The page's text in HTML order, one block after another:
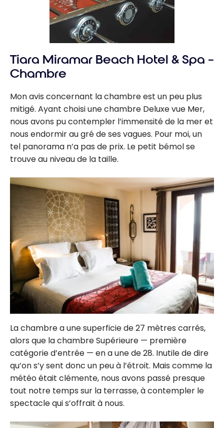
Tiara Miramar Beach Hotel & Spa –
Chambre
Mon avis concernant la chambre est un peu plus
mitigé. Ayant choisi une chambre Deluxe vue Mer,
nous avons pu contempler l’immensité de la mer et
nous endormir au gré de ses vagues. Pour moi, un
tel panorama n’a pas de prix. Le petit bémol se
trouve au niveau de la taille.
La chambre a une superficie de 27 mètres carrés,
alors que la chambre Supérieure — première
catégorie d’entrée — en a une de 28. Inutile de dire
qu’on s’y sent donc un peu à l’étroit. Mais comme la
météo était clémente, nous avons passé presque
tout notre temps sur la terrasse, à contempler le
spectacle qui s’offrait à nous.